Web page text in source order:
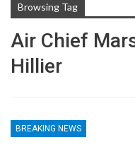
Browsing Tag
Air Chief
Hillier
BREAKING NEWS